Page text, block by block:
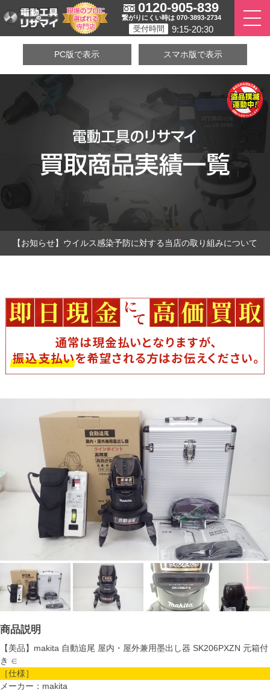
0120-905-839
繋がりにくい時は 070-3893-2734
受付時間 9:15-20:30
PC版で表示 スマホ版で表示
【お知らせ】ウイルス感染予防に対する当店の取り組みについて
商品説明
【美品】makita 自動追尾 屋内・屋外兼用墨出し器 SK206PXZN 元箱付
き ∈
［仕様］
メーカー：makita